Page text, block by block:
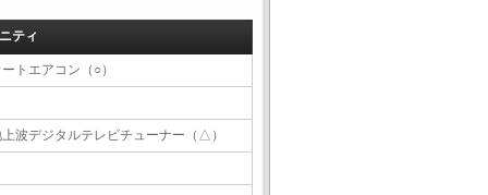
ティ
トエアコン（○）
波デジタルテレビチューナー（△）